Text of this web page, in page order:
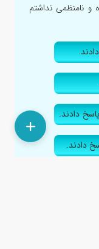
و نامنظمی نداشتم
دادند.
دادند.